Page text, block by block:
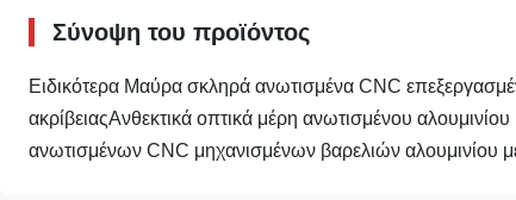
Σύνοψη του προϊόντος
Ειδικότερα Μαύρα σκληρά ανωτισμένα CNC
ακρίβειαςΑνθεκτικά οπτικά μέρη ανωτισμένου
ανωτισμένων CNC μηχανισμένων βαρελιών αλουμινίου